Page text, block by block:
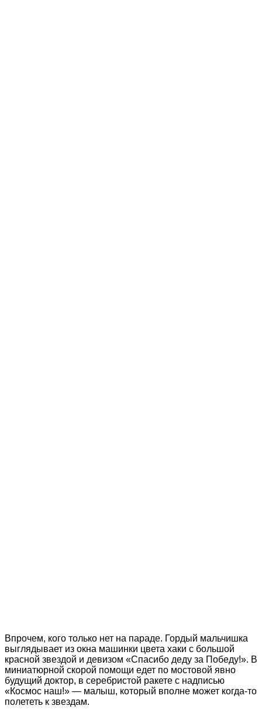
Впрочем, кого только нет на параде. Гордый мальчишка
выглядывает из окна машинки цвета хаки с большой
красной звездой и девизом «Спасибо деду за Победу!». В
миниатюрной скорой помощи едет по мостовой явно
будущий доктор, в серебристой ракете с надписью
«Космос наш!» — малыш, который вполне может когда-то
полететь к звездам.